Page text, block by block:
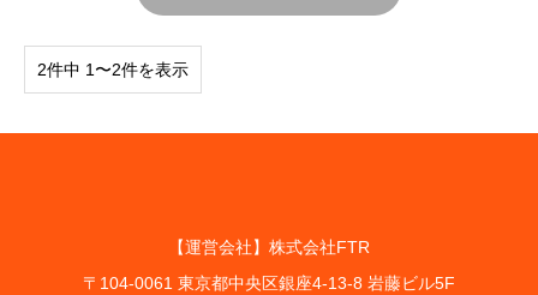
2件中 1〜2件を表示
【運営会社】株式会社FTR
〒104-0061 東京都中央区銀座4-13-8 岩藤ビル5F